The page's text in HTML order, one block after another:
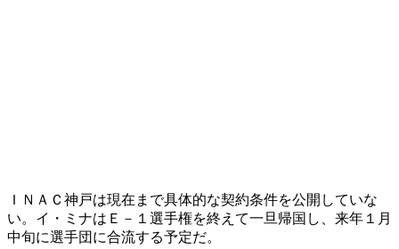
ＩＮＡＣ神戸は現在まで具体的な契約条件を公開していな
い。イ・ミナはＥ－１選手権を終えて一旦帰国し、来年１月
中旬に選手団に合流する予定だ。